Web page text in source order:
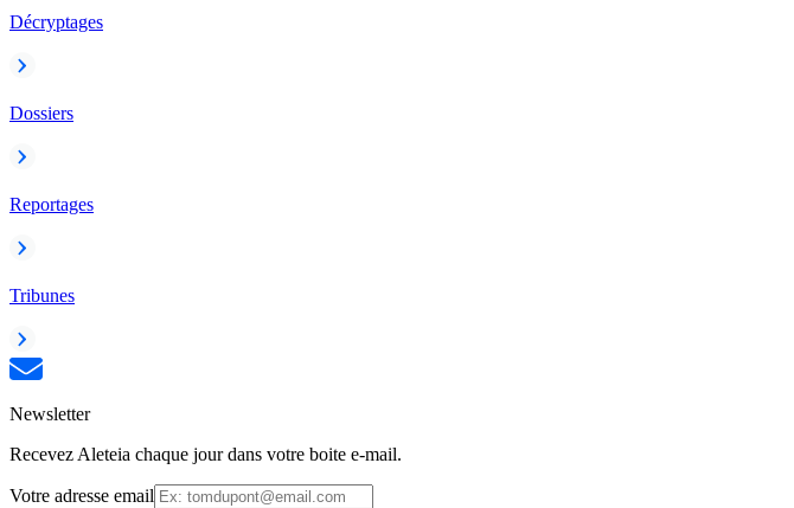
Décryptages
Dossiers
Reportages
Tribunes
Newsletter
Recevez Aleteia chaque jour dans votre boite e-mail.
Votre adresse email